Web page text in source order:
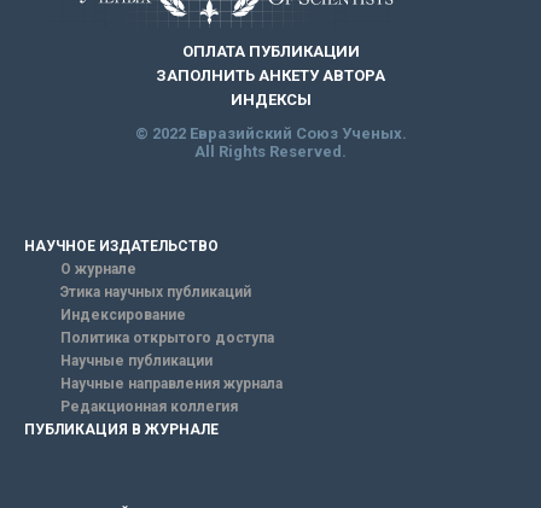
ОПЛАТА ПУБЛИКАЦИИ
ЗАПОЛНИТЬ АНКЕТУ АВТОРА
ИНДЕКСЫ
© 2022 Евразийский Союз Ученых.
All Rights Reserved.
НАУЧНОЕ ИЗДАТЕЛЬСТВО
О журнале
Этика научных публикаций
Индексирование
Политика открытого доступа
Научные публикации
Научные направления журнала
Редакционная коллегия
ПУБЛИКАЦИЯ В ЖУРНАЛЕ